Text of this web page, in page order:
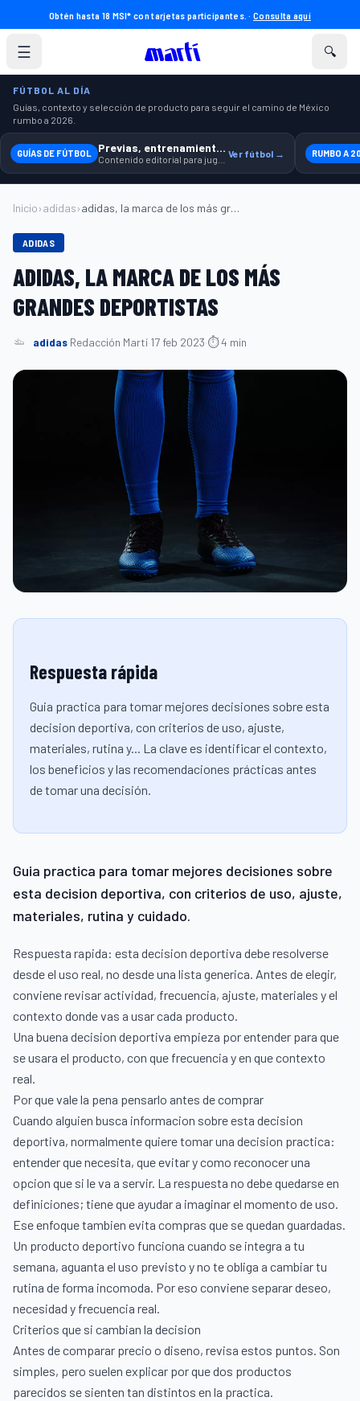
Obtén hasta 18 MSI* con tarjetas participantes. ·Consulta aquí
☰ 🔍
FÚTBOL AL DÍA
Guías, contexto y selección de producto para seguir el camino de México
rumbo a 2026.
GUÍAS DE FÚTBOL Previas, entrenamiento y producto Ver fútbol → RUMBO A
Inicio›adidas› adidas, la marca de los más grandes depo...
ADIDAS
ADIDAS, LA MARCA DE LOS MÁS
GRANDES DEPORTISTAS
adidas·Redacción Martí·17 feb 2023·⏱ 4 min
Respuesta rápida
Guia practica para tomar mejores decisiones sobre esta
decision deportiva, con criterios de uso, ajuste,
materiales, rutina y... La clave es identificar el contexto,
los beneficios y las recomendaciones prácticas antes
de tomar una decisión.
Guia practica para tomar mejores decisiones sobre
esta decision deportiva, con criterios de uso, ajuste,
materiales, rutina y cuidado.
Respuesta rapida: esta decision deportiva debe resolverse
desde el uso real, no desde una lista generica. Antes de elegir,
conviene revisar actividad, frecuencia, ajuste, materiales y el
contexto donde vas a usar cada producto.
Una buena decision deportiva empieza por entender para que
se usara el producto, con que frecuencia y en que contexto
real.
Por que vale la pena pensarlo antes de comprar
Cuando alguien busca informacion sobre esta decision
deportiva, normalmente quiere tomar una decision practica:
entender que necesita, que evitar y como reconocer una
opcion que si le va a servir. La respuesta no debe quedarse en
definiciones; tiene que ayudar a imaginar el momento de uso.
Ese enfoque tambien evita compras que se quedan guardadas.
Un producto deportivo funciona cuando se integra a tu
semana, aguanta el uso previsto y no te obliga a cambiar tu
rutina de forma incomoda. Por eso conviene separar deseo,
necesidad y frecuencia real.
Criterios que si cambian la decision
Antes de comparar precio o diseno, revisa estos puntos. Son
simples, pero suelen explicar por que dos productos
parecidos se sienten tan distintos en la practica.